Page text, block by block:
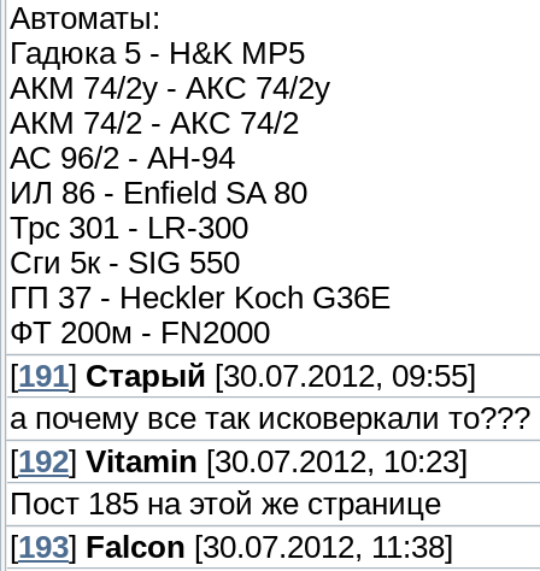
Автоматы:
Гадюка 5 - H&K MP5
АКМ 74/2у - АКС 74/2у
АКМ 74/2 - АКС 74/2
АС 96/2 - АН-94
ИЛ 86 - Enfield SA 80
Трс 301 - LR-300
Сги 5к - SIG 550
ГП 37 - Heckler Koch G36E
ФТ 200м - FN2000
[191] Старый [30.07.2012, 09:55]
а почему все так исковеркали то???
[192] Vitamin [30.07.2012, 10:23]
Пост 185 на этой же странице
[193] Falcon [30.07.2012, 11:38]